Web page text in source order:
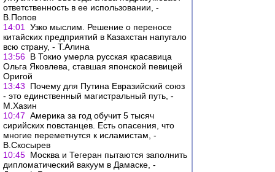
ответственность в ее использовании, -
В.Попов
14:01
Узко мыслим. Решение о переносе
китайских предприятий в Казахстан напугало
всю страну, - Т.Алина
13:56 В Токио умерла русская красавица
Ольга Яковлева, ставшая японской певицей
Оригой
13:43
Почему для Путина Евразийский союз
- это единственный магистральный путь, -
М.Хазин
10:47 Америка за год обучит 5 тысяч
сирийских повстанцев. Есть опасения, что
многие переметнутся к исламистам, -
В.Скосырев
10:45 Москва и Тегеран пытаются заполнить
дипломатический вакуум в Дамаске, -